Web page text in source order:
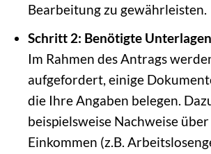
Bearbeitung zu gewährleisten.
Schritt 2: Benötigte
Im Rahmen des Antrags
aufgefordert, einige
die Ihre Angaben belegen.
beispielsweise Nachweise
Einkommen (z.B.